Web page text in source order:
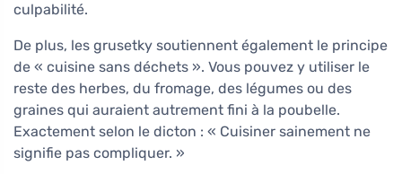
culpabilité.
De plus, les grusetky soutiennent également le principe
de « cuisine sans déchets ». Vous pouvez y utiliser le
reste des herbes, du fromage, des légumes ou des
graines qui auraient autrement fini à la poubelle.
Exactement selon le dicton : « Cuisiner sainement ne
signifie pas compliquer. »